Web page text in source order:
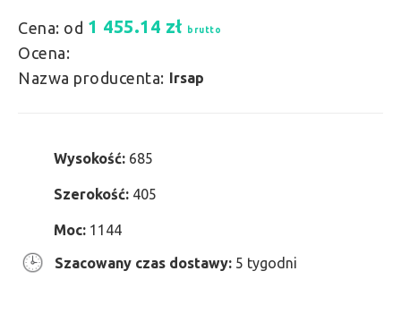
Cena: od 1 455.14 zł brutto
Ocena:
Nazwa producenta: Irsap
Wysokość: 685
Szerokość: 405
Moc: 1144
Szacowany czas dostawy: 5 tygodni